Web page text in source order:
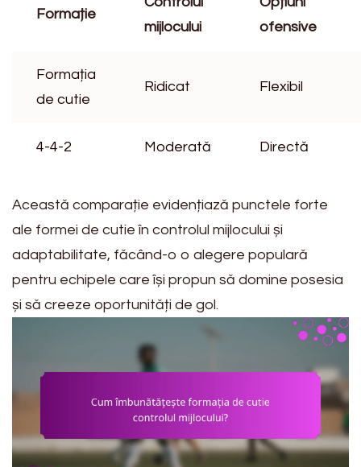
Formație
mijlocului
ofensive
Formația
de cutie
Ridicat Flexibil
4-4-2 Moderată Directă
Această comparație evidențiază punctele forte
ale formei de cutie în controlul mijlocului și
adaptabilitate, făcând-o o alegere populară
pentru echipele care își propun să domine posesia
și să creeze oportunități de gol.